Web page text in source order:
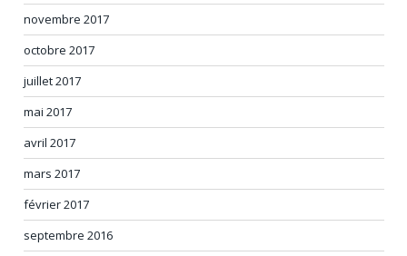
novembre 2017
octobre 2017
juillet 2017
mai 2017
avril 2017
mars 2017
février 2017
septembre 2016